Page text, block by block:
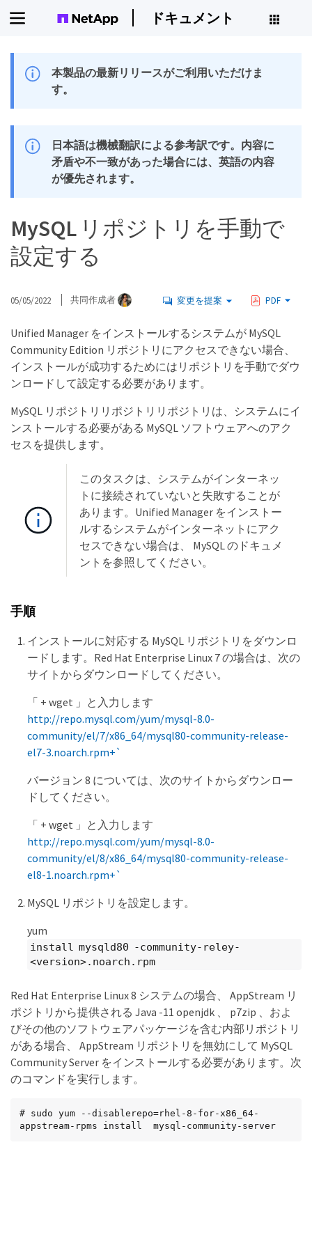
ドキュメント
本製品の最新リリースがご利用いただけま
す。
日本語は機械翻訳による参考訳です。内容に
矛盾や不一致があった場合には、英語の内容
が優先されます。
MySQL リポジトリを手動で
設定する
05/05/2022 共同作成者 変更を提案 PDF
Unified Manager をインストールするシステムが MySQL
Community Edition リポジトリにアクセスできない場合、
インストールが成功するためにはリポジトリを手動でダウ
ンロードして設定する必要があります。
MySQL リポジトリリポジトリリポジトリは、システムにイ
ンストールする必要がある MySQL ソフトウェアへのアク
セスを提供します。
このタスクは、システムがインターネッ
トに接続されていないと失敗することが
あります。Unified Manager をインストー
ルするシステムがインターネットにアク
セスできない場合は、 MySQL のドキュメ
ントを参照してください。
手順
インストールに対応する MySQL リポジトリをダウンロ
ードします。Red Hat Enterprise Linux 7 の場合は、次の
サイトからダウンロードしてください。
「 + wget 」と入力します
http://repo.mysql.com/yum/mysql-8.0-
community/el/7/x86_64/mysql80-community-release-
el7-3.noarch.rpm+`
バージョン 8 については、次のサイトからダウンロー
ドしてください。
「 + wget 」と入力します
http://repo.mysql.com/yum/mysql-8.0-
community/el/8/x86_64/mysql80-community-release-
el8-1.noarch.rpm+`
MySQL リポジトリを設定します。
yum
install mysqld80 -community-reley-
<version>.noarch.rpm
Red Hat Enterprise Linux 8 システムの場合、 AppStream リ
ポジトリから提供される Java -11 openjdk 、 p7zip 、およ
びその他のソフトウェアパッケージを含む内部リポジトリ
がある場合、 AppStream リポジトリを無効にして MySQL
Community Server をインストールする必要があります。次
のコマンドを実行します。
# sudo yum --disablerepo=rhel-8-for-x86_64-
appstream-rpms install  mysql-community-server